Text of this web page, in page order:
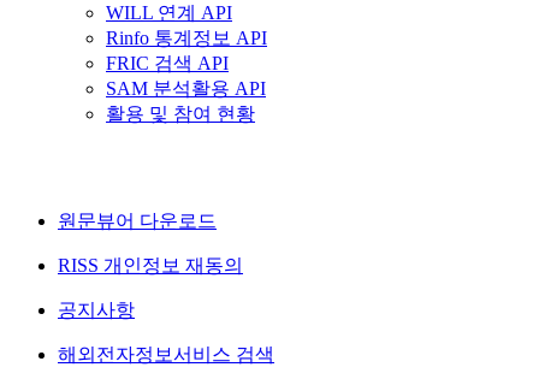
WILL 연계 API
Rinfo 통계정보 API
FRIC 검색 API
SAM 분석활용 API
활용 및 참여 현황
원문뷰어 다운로드
RISS 개인정보 재동의
공지사항
해외전자정보서비스 검색